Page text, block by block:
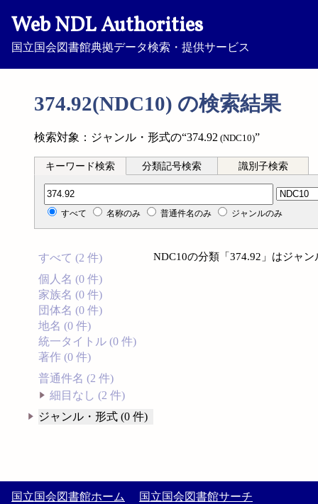
Web NDL Authorities
国立国会図書館典拠データ検索・提供サービス
374.92(NDC10) の検索結果
検索対象：ジャンル・形式の“374.92 (NDC10)”
キーワード検索 分類記号検索 識別子検索
分類記号検索
すべて 名称のみ 普通件名のみ ジャンルのみ
すべて (2 件)
個人名 (0 件)
家族名 (0 件)
団体名 (0 件)
地名 (0 件)
統一タイトル (0 件)
著作 (0 件)
普通件名 (2 件)
細目なし (2 件)
ジャンル・形式 (0 件)
NDC10の分類「374.92」はジャ
国立国会図書館ホーム 国立国会図書館サーチ